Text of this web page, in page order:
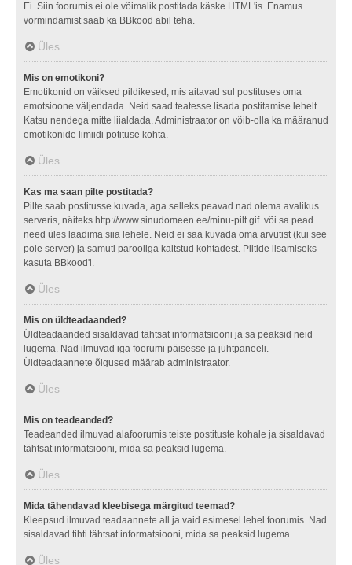
Ei. Siin foorumis ei ole võimalik postitada käske HTML'is. Enamus
vormindamist saab ka BBkood abil teha.
Üles
Mis on emotikoni?
Emotikonid on väiksed pildikesed, mis aitavad sul postituses oma
emotsioone väljendada. Neid saad teatesse lisada postitamise lehelt.
Katsu nendega mitte liialdada. Administraator on võib-olla ka määranud
emotikonide limiidi potituse kohta.
Üles
Kas ma saan pilte postitada?
Pilte saab postitusse kuvada, aga selleks peavad nad olema avalikus
serveris, näiteks http://www.sinudomeen.ee/minu-pilt.gif. või sa pead
need üles laadima siia lehele. Neid ei saa kuvada oma arvutist (kui see
pole server) ja samuti parooliga kaitstud kohtadest. Piltide lisamiseks
kasuta BBkood'i.
Üles
Mis on üldteadaanded?
Üldteadaanded sisaldavad tähtsat informatsiooni ja sa peaksid neid
lugema. Nad ilmuvad iga foorumi päisesse ja juhtpaneeli.
Üldteadaannete õigused määrab administraator.
Üles
Mis on teadeanded?
Teadeanded ilmuvad alafoorumis teiste postituste kohale ja sisaldavad
tähtsat informatsiooni, mida sa peaksid lugema.
Üles
Mida tähendavad kleebisega märgitud teemad?
Kleepsud ilmuvad teadaannete all ja vaid esimesel lehel foorumis. Nad
sisaldavad tihti tähtsat informatsiooni, mida sa peaksid lugema.
Üles